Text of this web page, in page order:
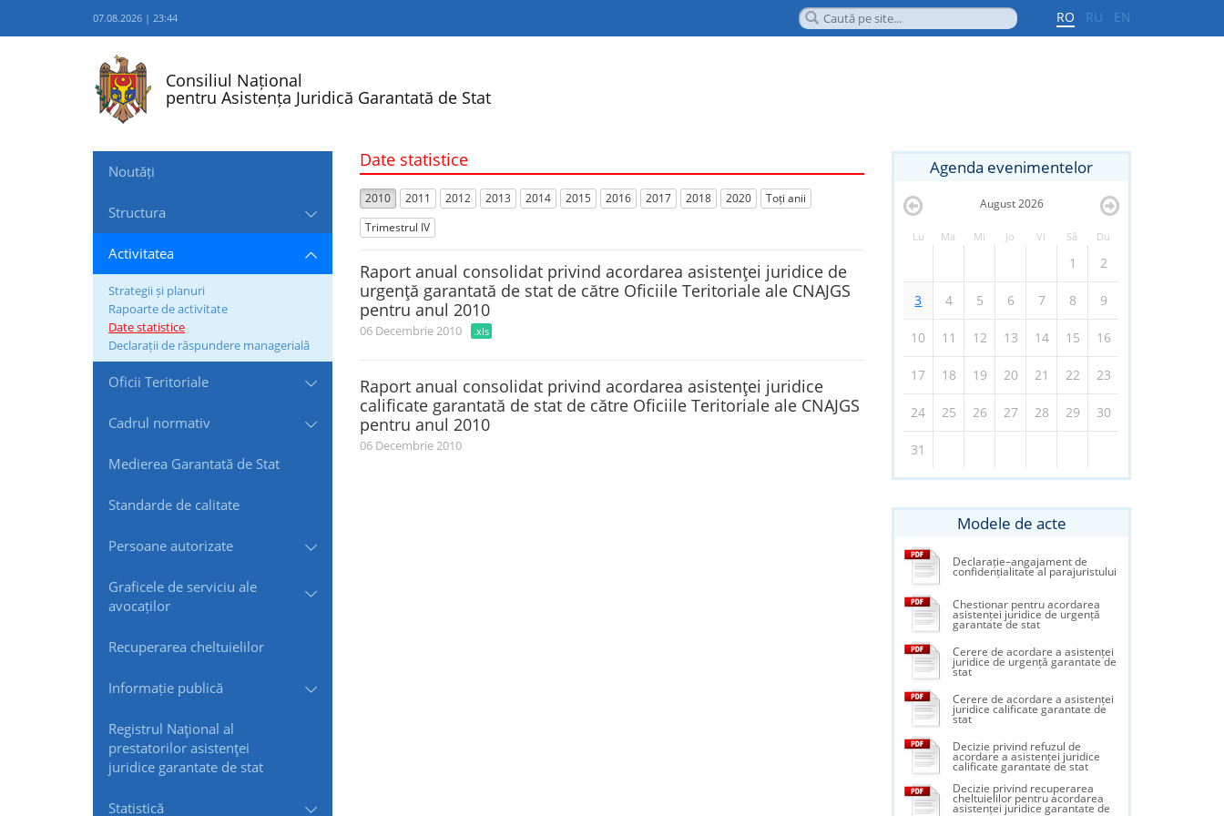
07.08.2026 | 23:44 RO RU EN
Consiliul Național
pentru Asistența Juridică Garantată de Stat
Noutăți
Structura
Activitatea
Strategii și planuri
Rapoarte de activitate
Date statistice
Declarații de răspundere managerială
Oficii Teritoriale
Cadrul normativ
Medierea Garantată de Stat
Standarde de сalitate
Persoane autorizate
Graficele de serviciu ale
avocaților
Recuperarea cheltuielilor
Informație publică
Registrul Naţional al
prestatorilor asistenţei
juridice garantate de stat
Statistică
Date statistice
2010 2011 2012 2013 2014 2015 2016 2017 2018 2020
Toți anii
Trimestrul IV
Raport anual consolidat privind acordarea asistenţei juridice de
urgenţă garantată de stat de către Oficiile Teritoriale ale CNAJGS
pentru anul 2010
06 Decembrie 2010 .xls
Raport anual consolidat privind acordarea asistenţei juridice
calificate garantată de stat de către Oficiile Teritoriale ale CNAJGS
pentru anul 2010
06 Decembrie 2010
Agenda evenimentelor
August2026
Lu Ma Mi Jo Vi Sâ Du
1 2
3 4 5 6 7 8 9
10 11 12 13 14 15 16
17 18 19 20 21 22 23
24 25 26 27 28 29 30
31
Modele de acte
Declarație–angajament de
confidențialitate al parajuristului
Chestionar pentru acordarea
asistenței juridice de urgență
garantate de stat
Cerere de acordare a asistenței
juridice de urgență garantate de
stat
Cerere de acordare a asistenței
juridice calificate garantate de
stat
Decizie privind refuzul de
acordare a asistenței juridice
calificate garantate de stat
Decizie privind recuperarea
cheltuielilor pentru acordarea
asistenței juridice garantate de